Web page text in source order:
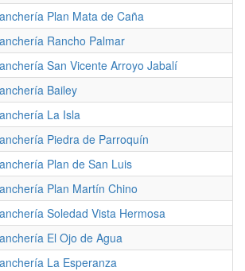
Plan Mata de Caña
Rancho Palmar
San Vicente Arroyo Jabalí
Bailey
La Isla
Piedra de Parroquín
Plan de San Luis
Plan Martín Chino
Soledad Vista Hermosa
El Ojo de Agua
La Esperanza